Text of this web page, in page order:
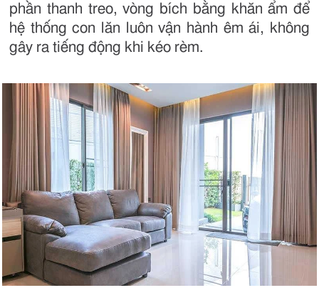
phần thanh treo, vòng bích bằng khăn ẩm để
hệ thống con lăn luôn vận hành êm ái, không
gây ra tiếng động khi kéo rèm.